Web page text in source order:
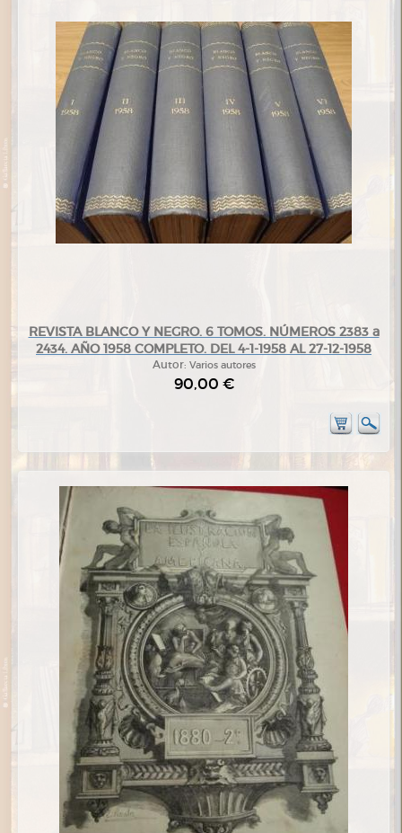
REVISTA BLANCO Y NEGRO. 6 TOMOS. NÚMEROS 2383 a
2434. AÑO 1958 COMPLETO. DEL 4-1-1958 AL 27-12-1958
Autor: Varios autores
90,00 €